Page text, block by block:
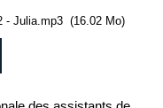
- Julia.mp3 (16.02 Mo)